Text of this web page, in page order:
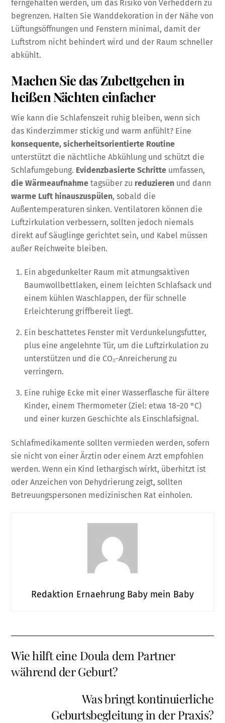
ferngehalten werden, um das Risiko von Verheddern zu
begrenzen. Halten Sie Wanddekoration in der Nähe von
Lüftungsöffnungen und Fenstern minimal, damit der
Luftstrom nicht behindert wird und der Raum schneller
abkühlt.
Machen Sie das Zubettgehen in
heißen Nächten einfacher
Wie kann die Schlafenszeit ruhig bleiben, wenn sich
das Kinderzimmer stickig und warm anfühlt? Eine
konsequente, sicherheitsorientierte Routine
unterstützt die nächtliche Abkühlung und schützt die
Schlafumgebung. Evidenzbasierte Schritte umfassen,
die Wärmeaufnahme tagsüber zu reduzieren und dann
warme Luft hinauszuspülen, sobald die
Außentemperaturen sinken. Ventilatoren können die
Luftzirkulation verbessern, sollten jedoch niemals
direkt auf Säuglinge gerichtet sein, und Kabel müssen
außer Reichweite bleiben.
Ein abgedunkelter Raum mit atmungsaktiven
Baumwollbettlaken, einem leichten Schlafsack und
einem kühlen Waschlappen, der für schnelle
Erleichterung griffbereit liegt.
Ein beschattetes Fenster mit Verdunkelungsfutter,
plus eine angelehnte Tür, um die Luftzirkulation zu
unterstützen und die CO₂-Anreicherung zu
verringern.
Eine ruhige Ecke mit einer Wasserflasche für ältere
Kinder, einem Thermometer (Ziel: etwa 18–20 °C)
und einer kurzen Geschichte als Einschlafsignal.
Schlafmedikamente sollten vermieden werden, sofern
sie nicht von einer Ärztin oder einem Arzt empfohlen
werden. Wenn ein Kind lethargisch wirkt, überhitzt ist
oder Anzeichen von Dehydrierung zeigt, sollten
Betreuungspersonen medizinischen Rat einholen.
Redaktion Ernaehrung Baby mein Baby
Wie hilft eine Doula dem Partner
während der Geburt?
Was bringt kontinuierliche
Geburtsbegleitung in der Praxis?